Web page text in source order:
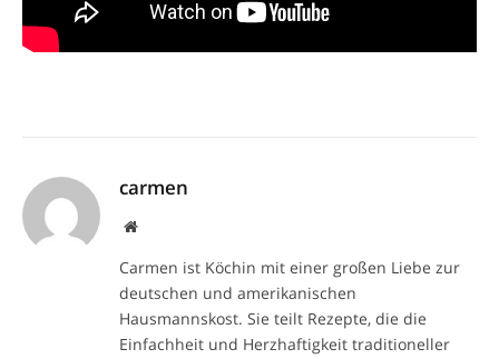
carmen
Website
Carmen ist Köchin mit einer großen Liebe zur
deutschen und amerikanischen
Hausmannskost. Sie teilt Rezepte, die die
Einfachheit und Herzhaftigkeit traditioneller